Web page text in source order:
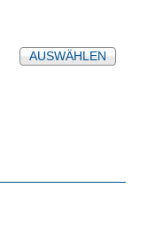
AUSWÄHLEN